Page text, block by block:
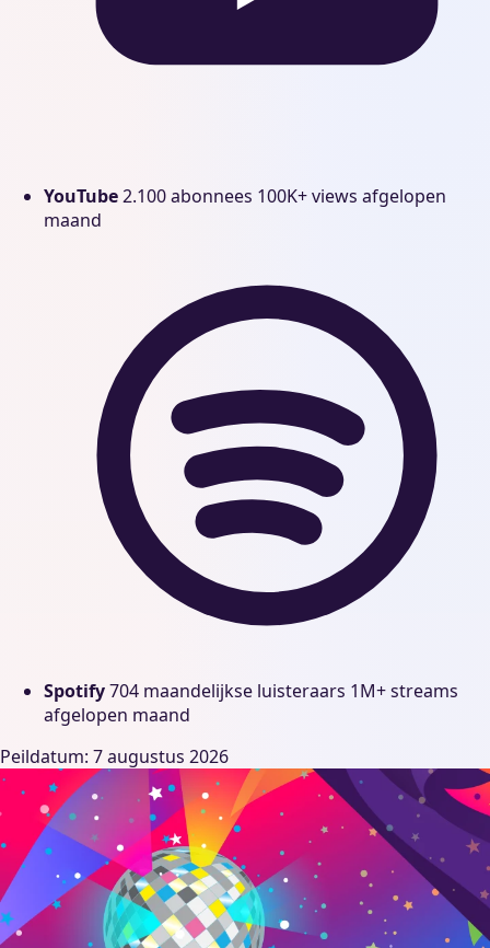
YouTube2.100 abonnees 100K+ views afgelopen
maand
Spotify704 maandelijkse luisteraars 1M+ streams
afgelopen maand
Peildatum: 7 augustus 2026